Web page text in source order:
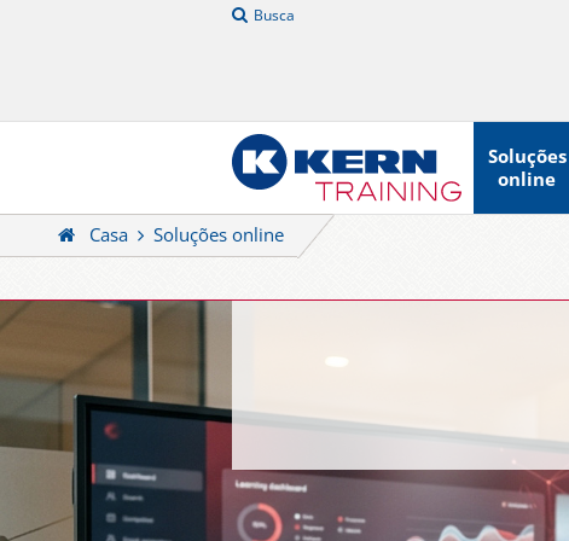
Busca
Soluções
online
Casa Soluções online